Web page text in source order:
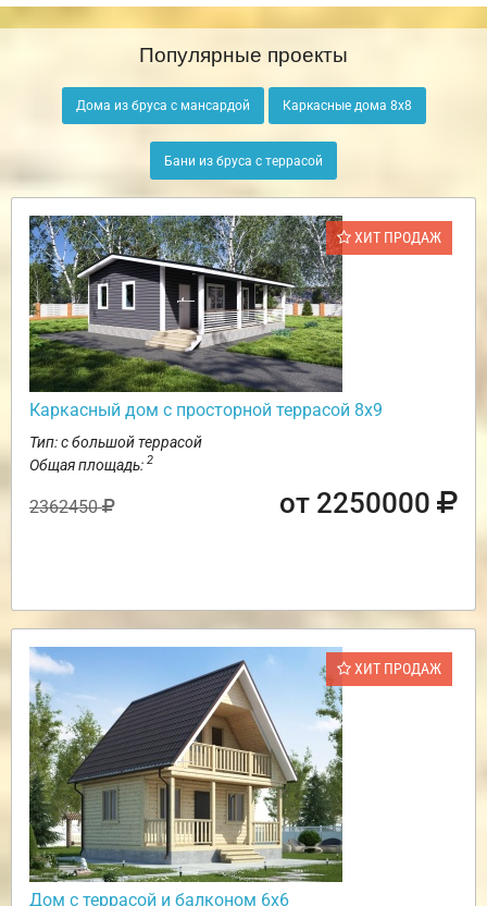
Популярные проекты
Дома из бруса с мансардой Каркасные дома 8х8
Бани из бруса с террасой
ХИТ ПРОДАЖ
Каркасный дом с просторной террасой 8х9
Тип: с большой террасой
Общая площадь: 2
2362450 от 2250000
ХИТ ПРОДАЖ
Дом с террасой и балконом 6х6